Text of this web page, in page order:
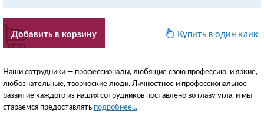
Добавить в корзину Купить в один клик
Наши сотрудники — профессионалы, любящие свою профессию, и яркие,
любознательные, творческие люди. Личностное и профессиональное
развитие каждого из наших сотрудников поставлено во главу угла, и мы
стараемся предоставлять подробнее...